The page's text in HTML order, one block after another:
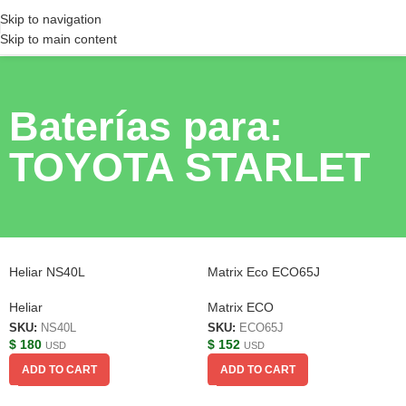
Skip to navigation
Skip to main content
Baterías para:
TOYOTA STARLET
Heliar NS40L
Heliar
SKU: NS40L
$ 180 USD
ADD TO CART
Matrix Eco ECO65J
Matrix ECO
SKU: ECO65J
$ 152 USD
ADD TO CART